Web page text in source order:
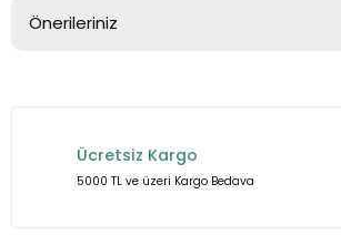
Önerileriniz
Görüş ve önerileriniz için teşekkür ederiz.
Ücretsiz Kargo
5000 TL ve üzeri Kargo Bedava